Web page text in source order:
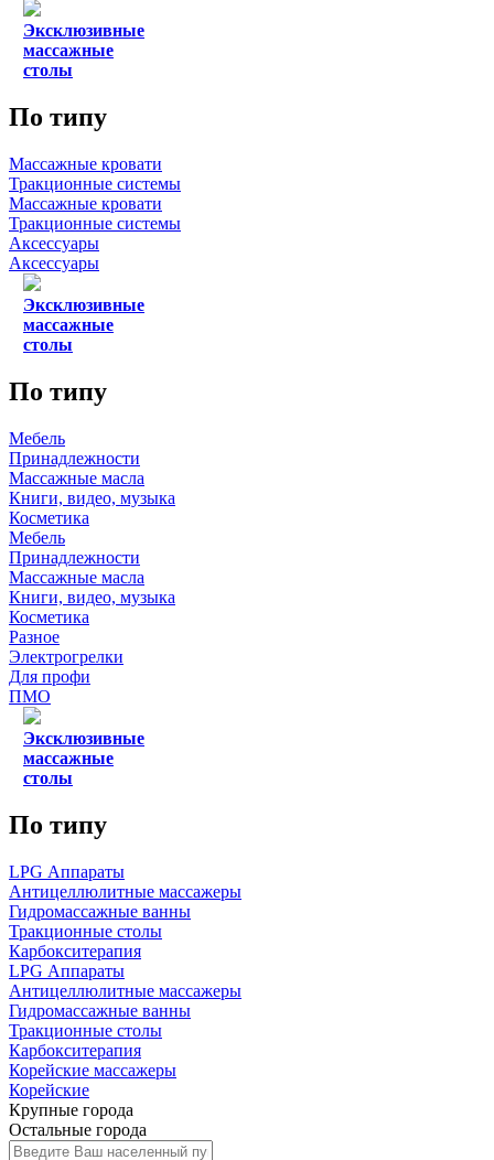
Эксклюзивные
массажные
столы
По типу
Массажные кровати
Тракционные системы
Массажные кровати
Тракционные системы
Аксессуары
Аксессуары
Эксклюзивные
массажные
столы
По типу
Мебель
Принадлежности
Массажные масла
Книги, видео, музыка
Косметика
Мебель
Принадлежности
Массажные масла
Книги, видео, музыка
Косметика
Разное
Электрогрелки
Для профи
ПМО
Эксклюзивные
массажные
столы
По типу
LPG Аппараты
Антицеллюлитные массажеры
Гидромассажные ванны
Тракционные столы
Карбокситерапия
LPG Аппараты
Антицеллюлитные массажеры
Гидромассажные ванны
Тракционные столы
Карбокситерапия
Корейские массажеры
Корейские
Крупные города
Остальные города